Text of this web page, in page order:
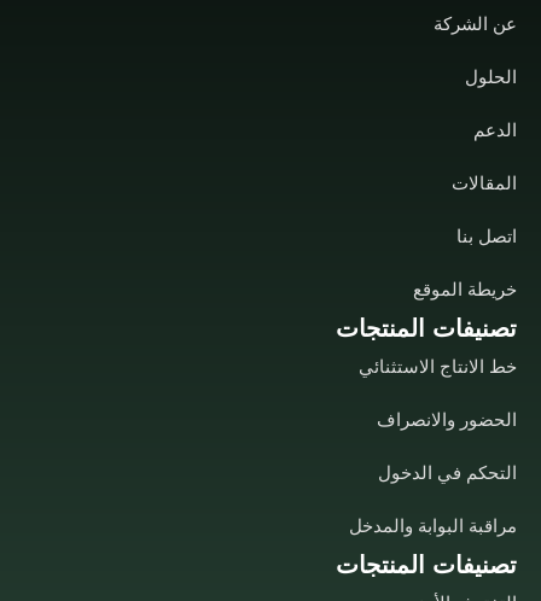
تصنيفات المنتجات
تصنيفات المنتجات
خط الانتاج الاستثنائي
الحضور والانصراف
التحكم في الدخول
مراقبة البوابة والمدخل
عن الشركة
الحلول
الدعم
المقالات
اتصل بنا
خريطة الموقع